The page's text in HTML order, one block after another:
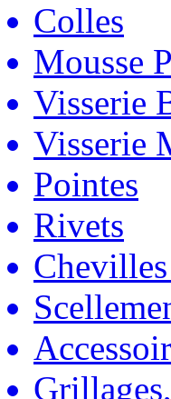
Colles
Mousse
Visserie
Visserie
Pointes
Rivets